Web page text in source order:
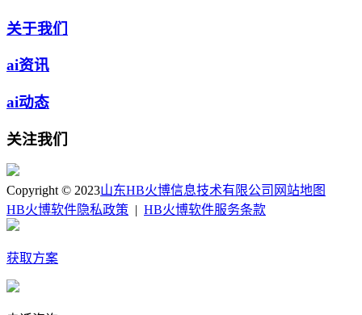
关于我们
ai资讯
ai动态
关注我们
Copyright © 2023山东HB火博信息技术有限公司 网站地图
HB火博软件隐私政策
HB火博软件服务条款
获取方案